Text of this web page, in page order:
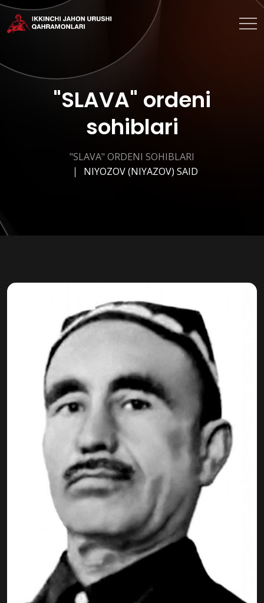
"SLAVA" ordeni
sohiblari
"SLAVA" ORDENI SOHIBLARI
NIYOZOV (NIYAZOV) SAID